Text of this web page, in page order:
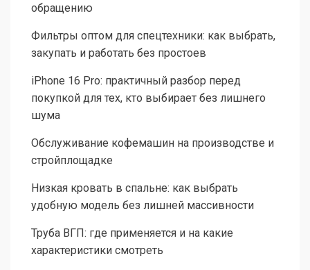
обращению
Фильтры оптом для спецтехники: как выбрать,
закупать и работать без простоев
iPhone 16 Pro: практичный разбор перед
покупкой для тех, кто выбирает без лишнего
шума
Обслуживание кофемашин на производстве и
стройплощадке
Низкая кровать в спальне: как выбрать
удобную модель без лишней массивности
Труба ВГП: где применяется и на какие
характеристики смотреть